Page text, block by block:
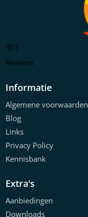
301
Reviews
Informatie
Algemene voorwaarden
Blog
Links
Privacy Policy
Kennisbank
Extra's
Aanbiedingen
Downloads